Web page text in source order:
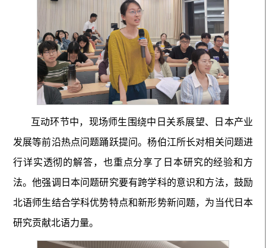
互动环节中，现场师生围绕中日关系展望、日本产业
发展等前沿热点问题踊跃提问。杨伯江所长对相关问题进
行详实透彻的解答，也重点分享了日本研究的经验和方
法。他强调日本问题研究要有跨学科的意识和方法，鼓励
北语师生结合学科优势特点和新形势新问题，为当代日本
研究贡献北语力量。